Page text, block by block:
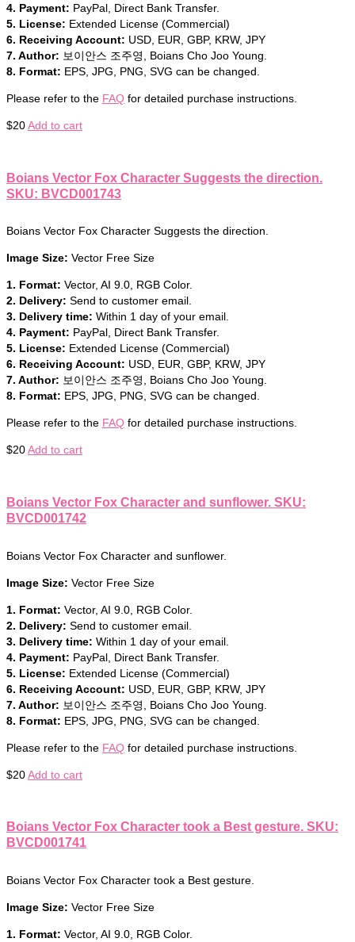
4. Payment: PayPal, Direct Bank Transfer.
5. License: Extended License (Commercial)
6. Receiving Account: USD, EUR, GBP, KRW, JPY
7. Author: 보이안스 조주영, Boians Cho Joo Young.
8. Format: EPS, JPG, PNG, SVG can be changed.
Please refer to the FAQ for detailed purchase instructions.
$20Add to cart
Boians Vector Fox Character Suggests the direction.
SKU: BVCD001743
Boians Vector Fox Character Suggests the direction.
Image Size: Vector Free Size
1. Format: Vector, AI 9.0, RGB Color.
2. Delivery: Send to customer email.
3. Delivery time: Within 1 day of your email.
4. Payment: PayPal, Direct Bank Transfer.
5. License: Extended License (Commercial)
6. Receiving Account: USD, EUR, GBP, KRW, JPY
7. Author: 보이안스 조주영, Boians Cho Joo Young.
8. Format: EPS, JPG, PNG, SVG can be changed.
Please refer to the FAQ for detailed purchase instructions.
$20Add to cart
Boians Vector Fox Character and sunflower. SKU:
BVCD001742
Boians Vector Fox Character and sunflower.
Image Size: Vector Free Size
1. Format: Vector, AI 9.0, RGB Color.
2. Delivery: Send to customer email.
3. Delivery time: Within 1 day of your email.
4. Payment: PayPal, Direct Bank Transfer.
5. License: Extended License (Commercial)
6. Receiving Account: USD, EUR, GBP, KRW, JPY
7. Author: 보이안스 조주영, Boians Cho Joo Young.
8. Format: EPS, JPG, PNG, SVG can be changed.
Please refer to the FAQ for detailed purchase instructions.
$20Add to cart
Boians Vector Fox Character took a Best gesture. SKU:
BVCD001741
Boians Vector Fox Character took a Best gesture.
Image Size: Vector Free Size
1. Format: Vector, AI 9.0, RGB Color.